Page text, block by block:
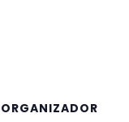
ORGANIZADOR